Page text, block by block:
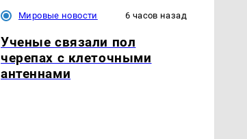
Мировые новости 6 часов назад
Ученые связали пол
черепах с клеточными
антеннами